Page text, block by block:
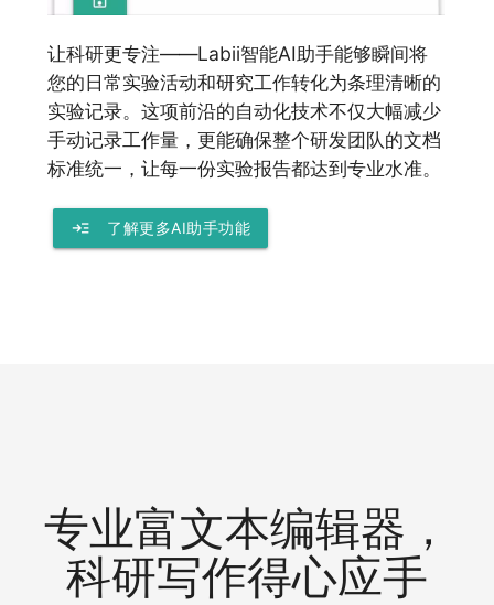
让科研更专注——Labii智能AI助手能够瞬间将
您的日常实验活动和研究工作转化为条理清晰的
实验记录。这项前沿的自动化技术不仅大幅减少
手动记录工作量，更能确保整个研发团队的文档
标准统一，让每一份实验报告都达到专业水准。
read_more 了解更多AI助手功能
专业富文本编辑器，
科研写作得心应手